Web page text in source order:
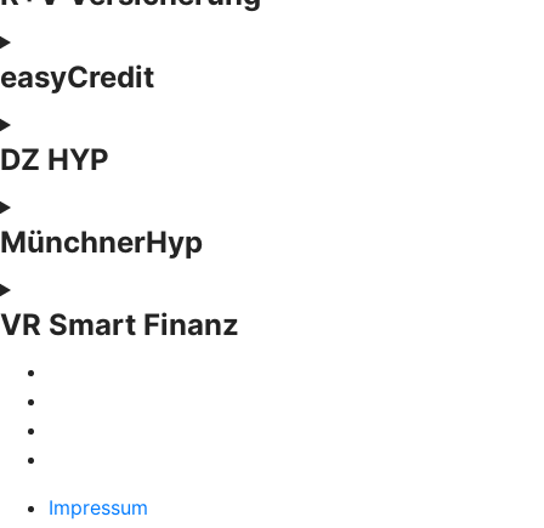
easyCredit
DZ HYP
MünchnerHyp
VR Smart Finanz
Impressum